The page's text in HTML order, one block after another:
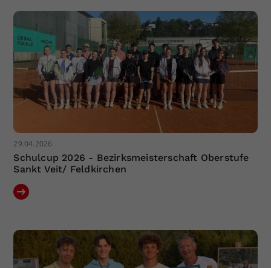
29.04.2026
Schulcup 2026 - Bezirksmeisterschaft Oberstufe
Sankt Veit/ Feldkirchen